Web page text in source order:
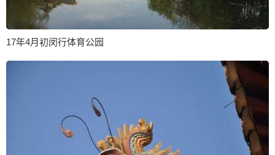
17年4月初闵行体育公园